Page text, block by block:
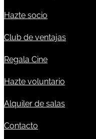
Hazte socio
Club de ventajas
Regala Cine
Hazte voluntario
Alquiler de salas
Contacto